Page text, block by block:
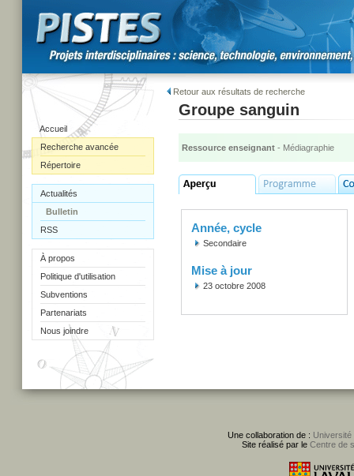
Accueil
Recherche avancée
Répertoire
Actualités
Bulletin
RSS
À propos
Politique d'utilisation
Subventions
Partenariats
Nous joindre
Retour aux résultats de recherche
Groupe sanguin
Ressource enseignant - Médiagraphie
Année, cycle
Secondaire
Mise à jour
23 octobre 2008
Une collaboration de : Université
Site réalisé par le Centre de